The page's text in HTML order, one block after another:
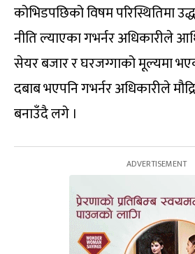
कोभिडपछिको विषम परिस्थितिमा
नीति ल्याएका गभर्नर अधिकारीले
सेयर बजार र घरजग्गाको मूल्यमा भएको
दबाब भएपनि गभर्नर अधिकारीले
बनाउँदै लगे ।